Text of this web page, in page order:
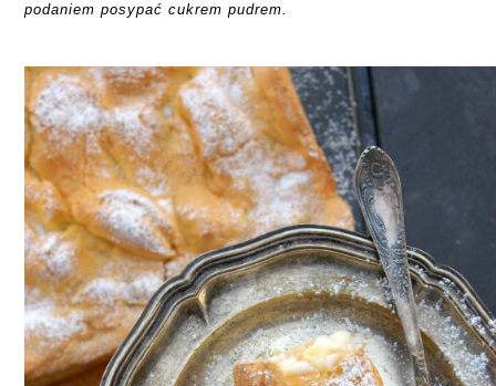
podaniem posypać cukrem pudrem.